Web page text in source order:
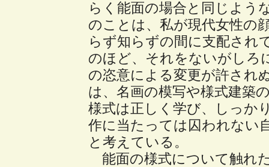
らく能面の場合と同じよう
のことは、私が現代女性の
らず知らずの間に支配され
のほど、それをないがしろ
の恣意による変更が許され
は、名画の模写や様式建築
様式は正しく学び、しっか
作に当たっては囚われない
と考えている。
能面の様式について触れ